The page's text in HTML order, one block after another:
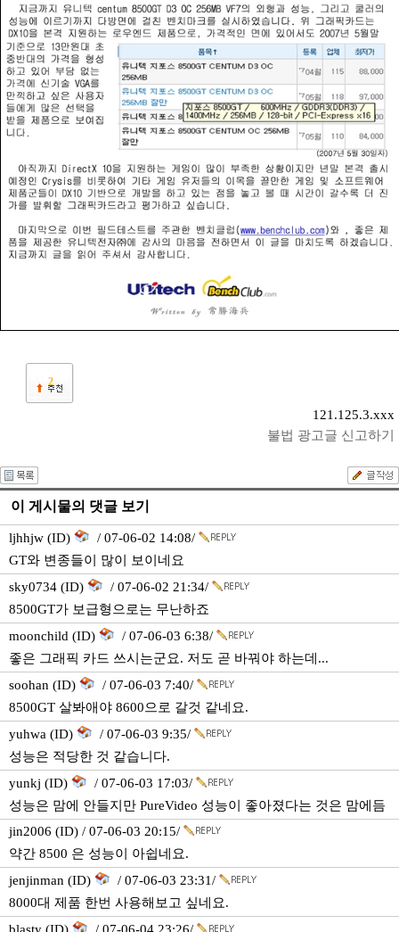
2
121.125.3.xxx
불법 광고글 신고하기
이 게시물의 댓글 보기
ljhhjw (ID)
/ 07-06-02 14:08/
GT와 변종들이 많이 보이네요
sky0734 (ID)
/ 07-06-02 21:34/
8500GT가 보급형으로는 무난하죠
moonchild (ID)
/ 07-06-03 6:38/
좋은 그래픽 카드 쓰시는군요. 저도 곧 바꿔야 하는데...
soohan (ID)
/ 07-06-03 7:40/
8500GT 살봐애야 8600으로 갈것 같네요.
yuhwa (ID)
/ 07-06-03 9:35/
성능은 적당한 것 같습니다.
yunkj (ID)
/ 07-06-03 17:03/
성능은 맘에 안들지만 PureVideo 성능이 좋아졌다는 것은 맘에듬
jin2006 (ID) / 07-06-03 20:15/
약간 8500 은 성능이 아쉽네요.
jenjinman (ID)
/ 07-06-03 23:31/
8000대 제품 한번 사용해보고 싶네요.